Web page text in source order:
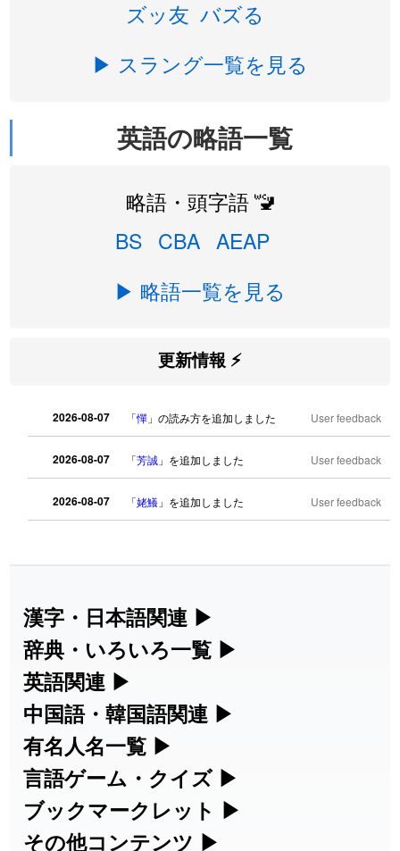
ズッ友 バズる
▶ スラング一覧を見る
英語の略語一覧
略語・頭字語 🚾
BS CBA AEAP
▶ 略語一覧を見る
更新情報 ⚡
2026-08-07 「憚 」の読み方を追加しました User feedback
2026-08-07 「芳誠 」を追加しました User feedback
2026-08-07 「姥鱶 」を追加しました User feedback
2026-08-06 「 」のイメージを追加しました
2026-08-06 「 元旦」のイメージを追加しました
2026-08-06 「
2026-08-06
2026-08-06 胆石」のイメージを追加しました
2026-08-06 「下取」のイメージを追加しました
漢字・日本語関連 ▶
漢字の読み方検索、手書き入力、書き順
練習など、日本語学習に役立つツールを
集めています。
人名漢字辞典 - 読み方検索
手書き漢字入力
辞典・いろいろ一覧 ▶
部首・画数別の漢字一覧、熟語辞典、地
名・駅名検索など、各種リファレンスツ
ールです。
部首画数別漢字一覧
常用漢字一覧
英語関連 ▶
カタカナ語・略語の意味検索、発音記
号、リスニング練習など英語学習ツール
です。
カタカナ語の意味・発音・類語辞典
中国語・韓国語関連 ▶
中国語のピンイン変換、韓国語の手書き
入力など、アジア言語学習ツールです。
手書き中国語入力 変換ツール
有名人名一覧 ▶
海外セレブやスポーツ選手の名前の読み
方・発音を確認できます。
言語ゲーム・クイズ ▶
四字熟語パズルや漢字クイズなど、楽し
みながら学べるゲームです。
ブックマークレット ▶
ブラウザに登録して、どのサイトからで
その他コンテンツ ▶